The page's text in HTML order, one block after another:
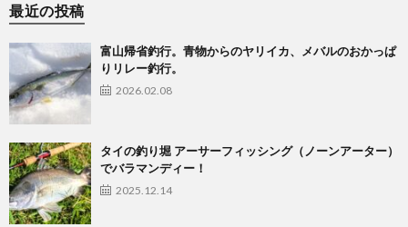
最近の投稿
富山帰省釣行。青物からのヤリイカ、メバルのおかっぱ
りリレー釣行。
2026.02.08
タイの釣り堀 アーサーフィッシング（ノーンアーター）
でバラマンディー！
2025.12.14